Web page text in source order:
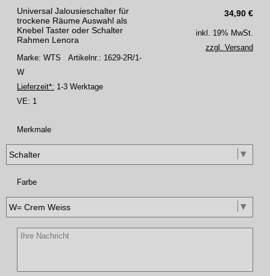
34,90 €
Universal Jalousieschalter für
trockene Räume Auswahl als
Knebel Taster oder Schalter
Rahmen Lenora
Marke: WTS Artikelnr.: 1629-2R/1-
W
Lieferzeit*: 1-3 Werktage
VE: 1
inkl. 19% MwSt.
zzgl. Versand
Merkmale
Farbe